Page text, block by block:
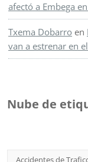
afectó a Embega
Txema Dobarro en
van a estrenar en
Nube de
Accidentes de